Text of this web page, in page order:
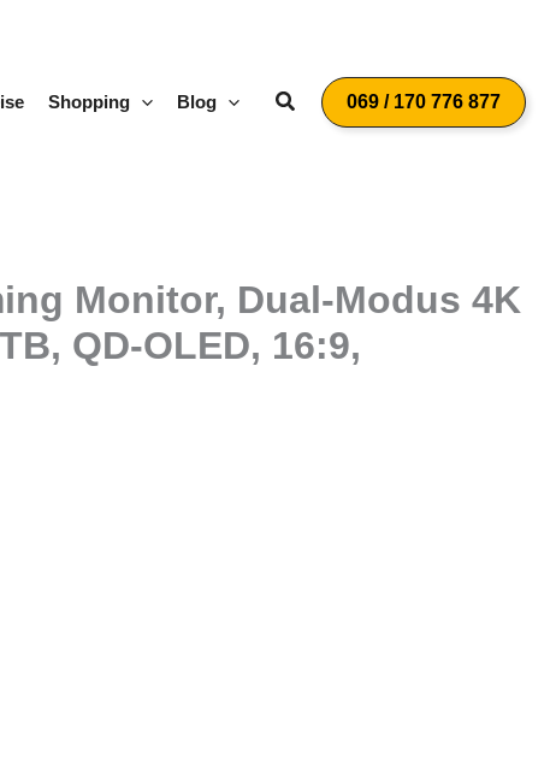
Shopping Blog Suchen069 / 170 776 877
Monitor, Dual-Modus 4K
QD-OLED, 16:9,